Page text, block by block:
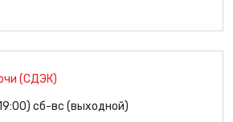
(СДЭК)
сб-вс (выходной)